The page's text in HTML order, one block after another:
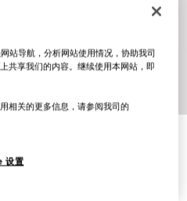
站导航，分析网站使用情况，协助我司
共享我们的内容。继续使用本网站，即
相关的更多信息，请参阅我司的
设置